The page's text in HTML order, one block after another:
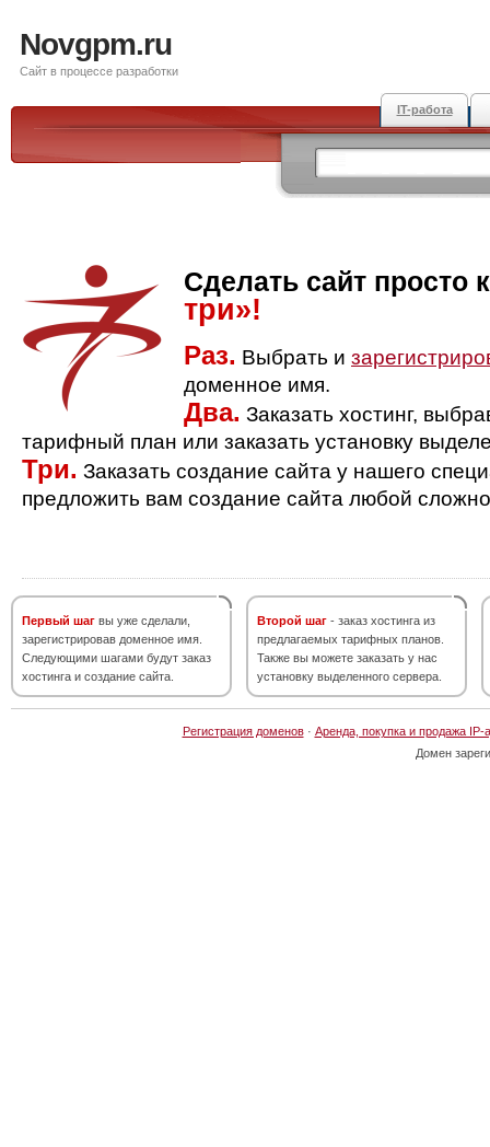
Novgpm.ru
Сайт в процессе разработки
IT-работа
Сделать сайт просто
три»!
Раз. Выбрать и
доменное имя.
Два. Заказать хостинг,
тарифный план или заказать установку
Три. Заказать создание сайта у нашего
предложить вам создание сайта любой
Первый шаг вы уже сделали,
зарегистрировав доменное имя.
Следующими шагами будут заказ
хостинга и создание сайта.
Второй шаг - заказ хостинга из
предлагаемых тарифных планов.
Также вы можете заказать у нас
установку выделенного сервера.
Регистрация доменов· Аренда, покупка и продажа IP-
Домен